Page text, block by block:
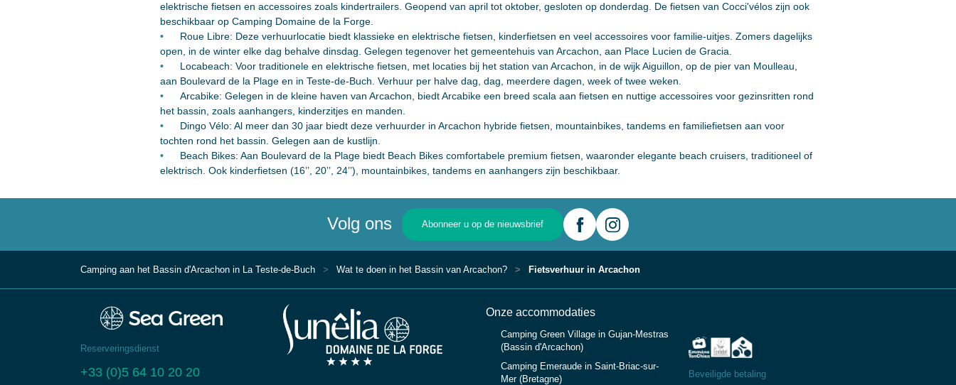
elektrische fietsen en accessoires zoals kindertrailers. Geopend van april tot oktober, gesloten op donderdag. De fietsen van Cocci'vélos zijn ook
beschikbaar op Camping Domaine de la Forge.
Roue Libre: Deze verhuurlocatie biedt klassieke en elektrische fietsen, kinderfietsen en veel accessoires voor familie-uitjes. Zomers dagelijks
open, in de winter elke dag behalve dinsdag. Gelegen tegenover het gemeentehuis van Arcachon, aan Place Lucien de Gracia.
Locabeach: Voor traditionele en elektrische fietsen, met locaties bij het station van Arcachon, in de wijk Aiguillon, op de pier van Moulleau,
aan Boulevard de la Plage en in Teste-de-Buch. Verhuur per halve dag, dag, meerdere dagen, week of twee weken.
Arcabike: Gelegen in de kleine haven van Arcachon, biedt Arcabike een breed scala aan fietsen en nuttige accessoires voor gezinsritten rond
het bassin, zoals aanhangers, kinderzitjes en manden.
Dingo Vélo: Al meer dan 30 jaar biedt deze verhuurder in Arcachon hybride fietsen, mountainbikes, tandems en familiefietsen aan voor
tochten rond het bassin. Gelegen aan de kustlijn.
Beach Bikes: Aan Boulevard de la Plage biedt Beach Bikes comfortabele premium fietsen, waaronder elegante beach cruisers, traditioneel of
elektrisch. Ook kinderfietsen (16’’, 20’’, 24’’), mountainbikes, tandems en aanhangers zijn beschikbaar.
Volg ons Abonneer u op de nieuwsbrief
Camping aan het Bassin d'Arcachon in La Teste-de-Buch Wat te doen in het Bassin van Arcachon? Fietsverhuur in Arcachon
Reserveringsdienst
+33 (0)5 64 10 20 20
Onze accommodaties
Camping Green Village in Gujan-Mestras
(Bassin d'Arcachon)
Camping Emeraude in Saint-Briac-sur-
Mer (Bretagne)
Beveiligde betaling